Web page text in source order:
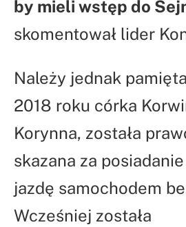
by mieli wstęp do
skomentował lider
Należy jednak
2018 roku córka
Korynna, została
skazana za
jazdę samochodem
Wcześniej została